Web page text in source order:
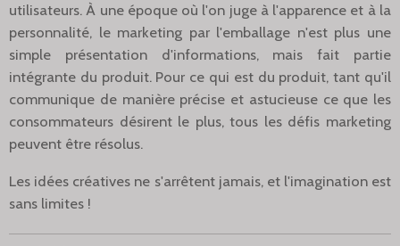
utilisateurs. À une époque où l'on juge à l'apparence et à la
personnalité, le marketing par l'emballage n'est plus une
simple présentation d'informations, mais fait partie
intégrante du produit. Pour ce qui est du produit, tant qu'il
communique de manière précise et astucieuse ce que les
consommateurs désirent le plus, tous les défis marketing
peuvent être résolus.
Les idées créatives ne s'arrêtent jamais, et l'imagination est
sans limites !